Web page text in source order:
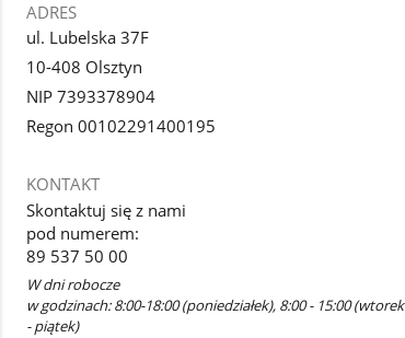
ADRES
ul. Lubelska 37F
10-408 Olsztyn
NIP 7393378904
Regon 00102291400195
KONTAKT
Skontaktuj się z nami
pod numerem:
89 537 50 00
W dni robocze
w godzinach: 8:00-18:00 (poniedziałek), 8:00 - 15:00 (wtorek
- piątek)